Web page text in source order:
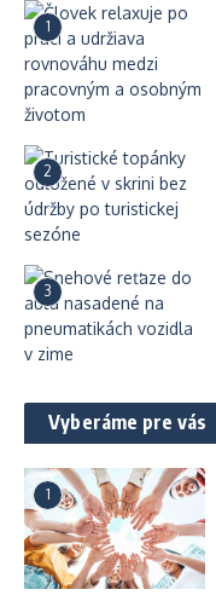
1
2
3
Vyberáme pre vás
1